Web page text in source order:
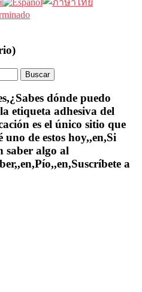
dónde puedo
etiqueta adhesiva del
es el único sitio que
de estos hoy,,en,Si
saber algo al
a